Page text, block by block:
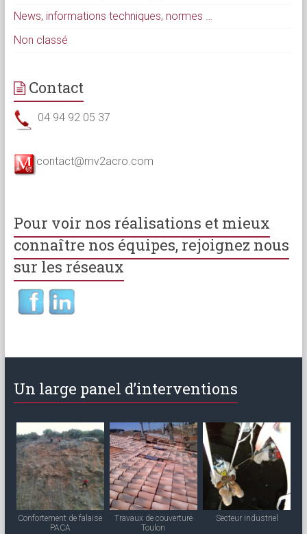
News, informations techniques, normes …
Non classé
Contact
04 94 92 05 37
contact@mv2acro.com
Pour voir nos réalisations et mieux
connaître nos équipes, rejoignez nous
sur les réseaux
Un large panel d’interventions
Confortement de falaise
PACA
Travaux de couverture
Toulon
Secteur industriel